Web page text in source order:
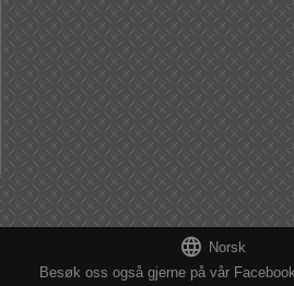
 Norsk
Besøk oss også gjerne på vår